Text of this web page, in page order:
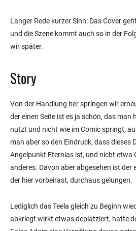
Langer Rede kurzer Sinn: Das Cover
und die Szene kommt auch so in der
wir später.
Story
Von der Handlung her springen wir
der einen Seite ist es ja schön, das man
nutzt und nicht wie im Comic springt,
man aber so den Eindruck, dass dieses
Angelpunkt Eternias ist, und nicht etwa
anderes. Davon aber abgesehen ist
der hier vorbeirast, durchaus gelungen.
Lediglich das Teela gleich zu Beginn
abkriegt wirkt etwas deplatziert, hatte